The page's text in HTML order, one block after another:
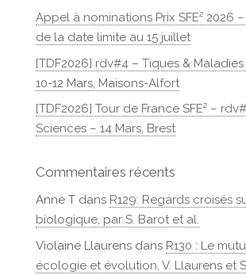
Appel à nominations Prix SFE² 2026
de la date limite au 15 juillet
[TDF2026] rdv#4 – Tiques &
10-12 Mars, Maisons-Alfort
[TDF2026] Tour de France SFE² –
Sciences – 14 Mars, Brest
Commentaires récents
Anne Tdans R129: Regards croisés
biologique, par S. Barot et al.
Violaine Llaurensdans R130 : Le
écologie et évolution, V. Llaurens et